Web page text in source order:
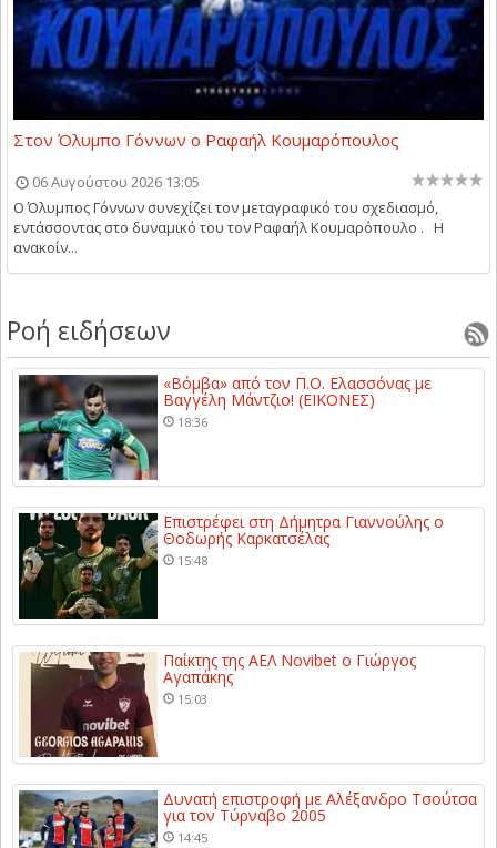
Στον Όλυμπο Γόννων ο Ραφαήλ Κουμαρόπουλος
06 Αυγούστου 2026 13:05
Ο Όλυμπος Γόννων συνεχίζει τον μεταγραφικό του σχεδιασμό,
εντάσσοντας στο δυναμικό του τον Ραφαήλ Κουμαρόπουλο . Η
ανακοίν...
Ροή ειδήσεων
«Βόμβα» από τον Π.Ο. Ελασσόνας με
Βαγγέλη Μάντζιο! (ΕΙΚΟΝΕΣ)
18:36
Επιστρέφει στη Δήμητρα Γιαννούλης ο
Θοδωρής Καρκατσέλας
15:48
Παίκτης της ΑΕΛ Novibet ο Γιώργος
Αγαπάκης
15:03
Δυνατή επιστροφή με Αλέξανδρο Τσούτσα
για τον Τύρναβο 2005
14:45